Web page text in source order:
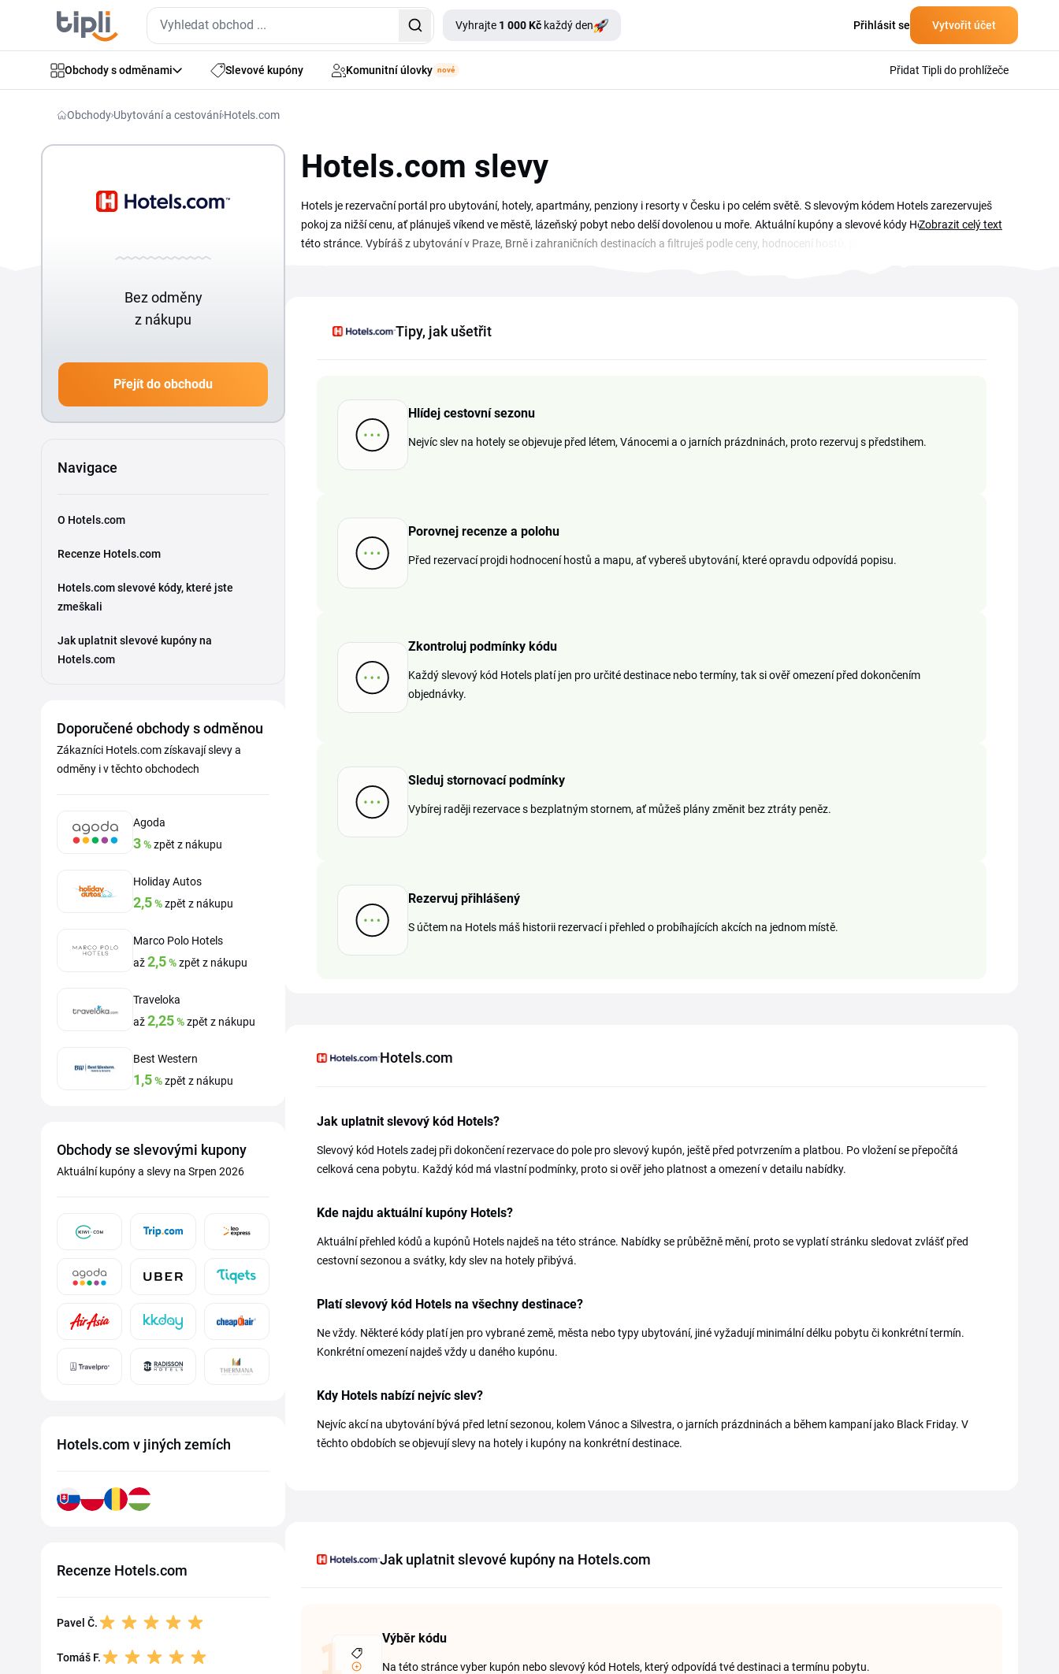
Vyhrajte 1 000 Kč každý den Přihlásit se Vytvořit účet
Obchody s odměnami Slevové kupóny Komunitní úlovky nové Přidat Tipli do prohlížeče
Obchody Ubytování a cestování Hotels.com
Bez odměny
z nákupu
Přejít do obchodu
Navigace
O Hotels.com
Recenze Hotels.com
Hotels.com slevové kódy, které jste
zmeškali
Jak uplatnit slevové kupóny na
Hotels.com
Doporučené obchody s odměnou
Zákazníci Hotels.com získavají slevy a
odměny i v těchto obchodech
Agoda
3%zpět z nákupu
Holiday Autos
2,5%zpět z nákupu
Marco Polo Hotels
až2,5%zpět z nákupu
Traveloka
až2,25%zpět z nákupu
Best Western
1,5%zpět z nákupu
Obchody se slevovými kupony
Aktuální kupóny a slevy na Srpen 2026
Hotels.com v jiných zemích
Recenze Hotels.com
Pavel Č.
Tomáš F.
Hotels.com slevy
Hotels je rezervační portál pro ubytování, hotely, apartmány, penziony i resorty v Česku i po celém světě. S slevovým kódem Hotels zarezervuješ
pokoj za nižší cenu, ať plánuješ víkend ve městě, lázeňský pobyt nebo delší dovolenou u moře. Aktuální kupóny a slevové kódy Hotels najdeš na
této stránce. Vybíráš z ubytování v Praze, Brně i zahraničních destinacích a filtruješ podle ceny, hodnocení hostů, polohy nebo vybavení. Kupón
Zobrazit celý text
Tipy, jak ušetřit
Hlídej cestovní sezonu
Nejvíc slev na hotely se objevuje před létem, Vánocemi a o jarních prázdninách, proto rezervuj s předstihem.
Porovnej recenze a polohu
Před rezervací projdi hodnocení hostů a mapu, ať vybereš ubytování, které opravdu odpovídá popisu.
Zkontroluj podmínky kódu
Každý slevový kód Hotels platí jen pro určité destinace nebo termíny, tak si ověř omezení před dokončením
objednávky.
Sleduj stornovací podmínky
Vybírej raději rezervace s bezplatným stornem, ať můžeš plány změnit bez ztráty peněz.
Rezervuj přihlášený
S účtem na Hotels máš historii rezervací i přehled o probíhajících akcích na jednom místě.
Hotels.com
Jak uplatnit slevový kód Hotels?
Slevový kód Hotels zadej při dokončení rezervace do pole pro slevový kupón, ještě před potvrzením a platbou. Po vložení se přepočítá
celková cena pobytu. Každý kód má vlastní podmínky, proto si ověř jeho platnost a omezení v detailu nabídky.
Kde najdu aktuální kupóny Hotels?
Aktuální přehled kódů a kupónů Hotels najdeš na této stránce. Nabídky se průběžně mění, proto se vyplatí stránku sledovat zvlášť před
cestovní sezonou a svátky, kdy slev na hotely přibývá.
Platí slevový kód Hotels na všechny destinace?
Ne vždy. Některé kódy platí jen pro vybrané země, města nebo typy ubytování, jiné vyžadují minimální délku pobytu či konkrétní termín.
Konkrétní omezení najdeš vždy u daného kupónu.
Kdy Hotels nabízí nejvíc slev?
Nejvíc akcí na ubytování bývá před letní sezonou, kolem Vánoc a Silvestra, o jarních prázdninách a během kampaní jako Black Friday. V
těchto obdobích se objevují slevy na hotely i kupóny na konkrétní destinace.
Jak uplatnit slevové kupóny na Hotels.com
Výběr kódu
Na této stránce vyber kupón nebo slevový kód Hotels, který odpovídá tvé destinaci a termínu pobytu.